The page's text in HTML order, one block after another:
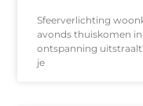
Sfeerverlichting
avonds thuiskomen
ontspanning
je